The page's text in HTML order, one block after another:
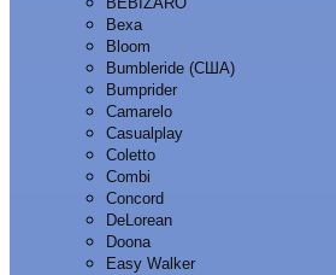
Bexa
Bloom
Bumbleride (США)
Bumprider
Camarelo
Casualplay
Coletto
Combi
Concord
DeLorean
Doona
Easy Walker